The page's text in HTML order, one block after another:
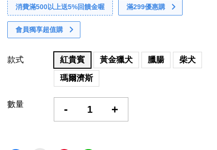
消費滿500以上送5%回饋金喔 滿299優惠購
會員獨享超值購
款式 紅貴賓 黃金獵犬 臘腸
柴犬
瑪爾濟斯
數量 - +